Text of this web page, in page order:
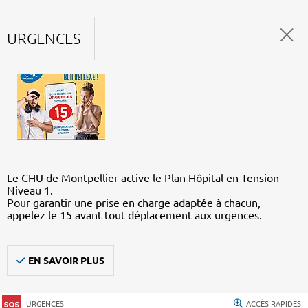
URGENCES
Le CHU de Montpellier active le Plan Hôpital en Tension –
Niveau 1.
Pour garantir une prise en charge adaptée à chacun,
appelez le 15 avant tout déplacement aux urgences.
EN SAVOIR PLUS
URGENCES ACCÈS RAPIDES